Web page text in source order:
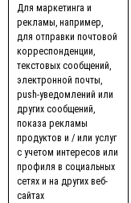
Для маркетинга и
рекламы, например,
для отправки почтовой
корреспонденции,
текстовых сообщений,
электронной почты,
push-уведомлений или
других сообщений,
показа рекламы
продуктов и / или услуг
с учетом интересов или
профиля в социальных
сетях и на других веб-
сайтах